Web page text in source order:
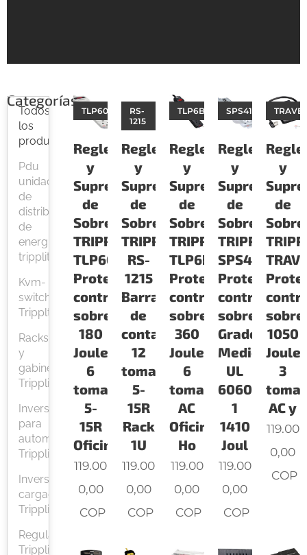
Categorías
Todos
los
productos
Pdu
unidades
de
distribución
de
energía
tripplite
Kvm-
switch
Tripplte
Racks
y
gabinetes
Tripplite
Inversores
para
automoviles
Tripplite
Inversores
cargador
Tripplite
Reguladores
Tripplite
Regletas
y
Supresores
de
Sobretension
TRIPPLITE
TLP602
Protector
contra
sobretensiones
180
Joules
6
tomacorrientes
5-
15R
Oficin
TLP602
119.00
0,00
COP
Regletas
y
Supresores
de
Sobretension
TRIPPLITE
RS-
1215
Barra
de
contactos
12
tomacorrientes
5-
15R
Rack
1U
RS-
1215
119.00
0,00
COP
Regletas
y
Supresores
de
Sobretension
TRIPPLITE
TLP6B
Protector
contra
sobretensiones
360
Joules
6
tomacorrientes
AC
Oficina-
Ho
TLP6B
119.00
0,00
COP
Regletas
y
Supresores
de
Sobretension
TRIPPLITE
Protector
contra
Grado
Medico
UL
60601-
1
1410
Joul
SPS415HGULTRA
119.00
0,00
COP
y
de
1050
3
AC y
119.00
0,00
COP